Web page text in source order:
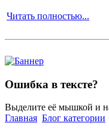
Читать полностью...
Ошибка в тексте?
Выделите её мышкой и
Главная Блог категории